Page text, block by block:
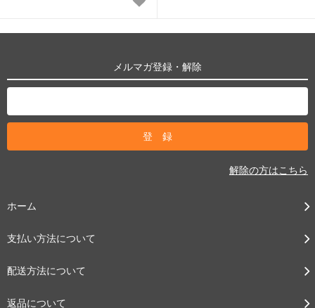
メルマガ登録・解除
解除の方はこちら
ホーム
支払い方法について
配送方法について
返品について